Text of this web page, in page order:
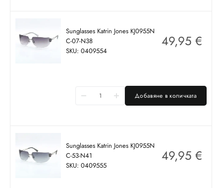
Sunglasses Katrin Jones KJ0955N
C-07-N38
SKU: 0409554
49,95 €
Добавяне в количката
Sunglasses Katrin Jones KJ0955N
C-53-N41
SKU: 0409555
49,95 €